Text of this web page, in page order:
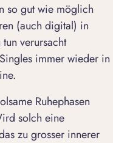
so gut wie möglich
(auch digital) in
verursacht
immer wieder in
Ruhephasen
solch eine
zu grosser innerer